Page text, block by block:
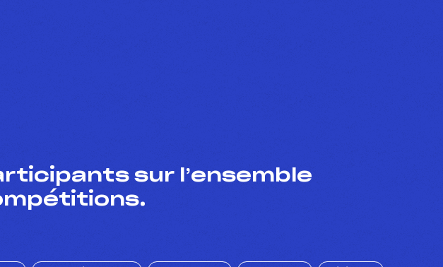
sur l’ensemble